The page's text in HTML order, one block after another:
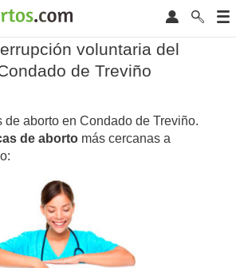
voluntaria del
de Treviño
de aborto en Condado de Treviño.
de aborto más cercanas a